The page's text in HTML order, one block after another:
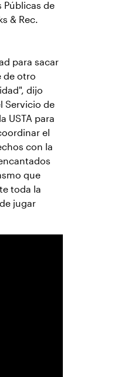
Públicas de
& Rec.
para sacar
de otro
dijo
Servicio de
USTA para
el
con la
que
toda la
jugar